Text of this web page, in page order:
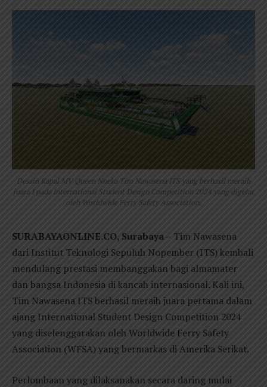
Desain Kapal MV Queen Nneka Tim Nawasena ITS yang berhasil meraih
juara I pada International Student Design Competition 2024 yang digelar
oleh Worldwide Ferry Safety Association.
SURABAYAONLINE.CO, Surabaya– Tim Nawasena
dari Institut Teknologi Sepuluh Nopember (ITS) kembali
mendulang prestasi membanggakan bagi almamater
dan bangsa Indonesia di kancah internasional. Kali ini,
Tim Nawasena ITS berhasil meraih juara pertama dalam
ajang International Student Design Competition 2024
yang diselenggarakan oleh Worldwide Ferry Safety
Association (WFSA) yang bermarkas di Amerika Serikat.
Perlombaan yang dilaksanakan secara daring mulai